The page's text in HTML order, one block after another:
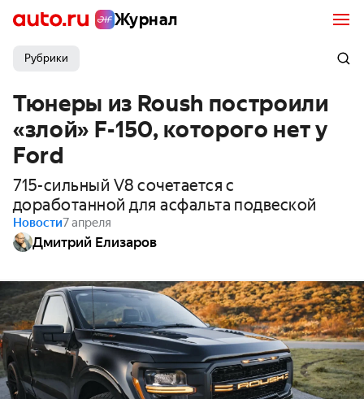
Журнал
Рубрики
Тюнеры из Roush построили
«злой» F-150, которого нет у
Ford
715-сильный V8 сочетается с
доработанной для асфальта подвеской
Новости7 апреля
Дмитрий Елизаров